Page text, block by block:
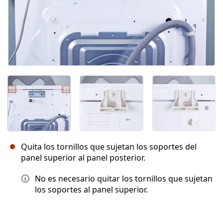
Quita los tornillos que sujetan los soportes del
panel superior al panel posterior.
No es necesario quitar los tornillos que sujetan
los soportes al panel superior.